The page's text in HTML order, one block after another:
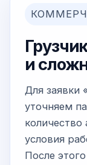
и
Для заявки
уточняем
условия
После